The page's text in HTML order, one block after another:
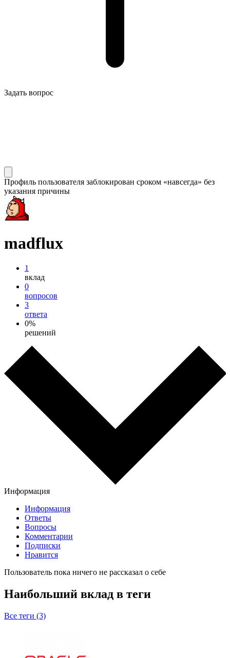
Задать вопрос
Профиль пользователя заблокирован сроком «навсегда» без
указания причины
madflux
1
вклад
0
вопросов
3
ответа
0%
решений
Информация
Информация
Ответы
Вопросы
Комментарии
Подписки
Нравится
Пользователь пока ничего не рассказал о себе
Наибольший вклад в теги
Все теги (3)